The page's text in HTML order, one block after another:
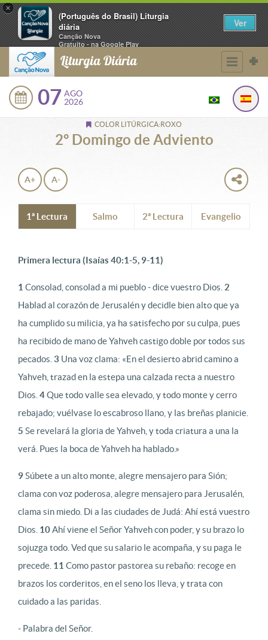
×
(Português do Brasil) Liturgia
diária
Canção Nova
Gratuito - na Google Play
Ver
Liturgia Diária
07 AGO
2026
COLOR LITÚRGICA:ROXO
2º Domingo de Adviento
A+ A-
1ª Lectura Salmo 2ª Lectura Evangelio
Primera lectura (Isaías 40:1-5, 9-11)
1 Consolad, consolad a mi pueblo - dice vuestro Dios. 2
Hablad al corazón de Jerusalén y decidle bien alto que ya
ha cumplido su milicia, ya ha satisfecho por su culpa, pues
ha recibido de mano de Yahveh castigo doble por todos sus
pecados. 3 Una voz clama: «En el desierto abrid camino a
Yahveh, trazad en la estepa una calzada recta a nuestro
Dios. 4Que todo valle sea elevado, y todo monte y cerro
rebajado; vuélvase lo escabroso llano, y las breñas planicie.
5 Se revelará la gloria de Yahveh, y toda criatura a una la
verá. Pues la boca de Yahveh ha hablado.»
9Súbete a un alto monte, alegre mensajero para Sión;
clama con voz poderosa, alegre mensajero para Jerusalén,
clama sin miedo. Di a las ciudades de Judá: Ahí está vuestro
Dios. 10Ahí viene el Señor Yahveh con poder, y su brazo lo
sojuzga todo. Ved que su salario le acompaña, y su paga le
precede. 11 Como pastor pastorea su rebaño: recoge en
brazos los corderitos, en el seno los lleva, y trata con
cuidado a las paridas.
- Palabra del Señor.